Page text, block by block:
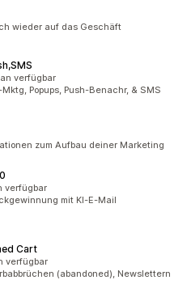
wieder auf das Geschäft
verfügbar
Popups, Push-Benachr, & SMS
zum Aufbau deiner Marketing
verfügbar
mit KI-E-Mail
Cart
verfügbar
(abandoned), Newslettern